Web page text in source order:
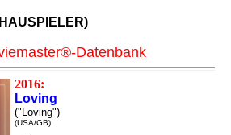
Datenbank
2016:
Loving
("Loving")
(USA/GB)